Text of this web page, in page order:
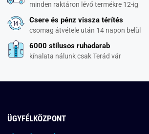
minden raktáron lévő termékre 12-ig
Csere és pénz vissza térítés
csomag átvétele után 14 napon belül
6000 stílusos ruhadarab
kínalata nálunk csak Terád vár
ÜGYFÉLKÖZPONT